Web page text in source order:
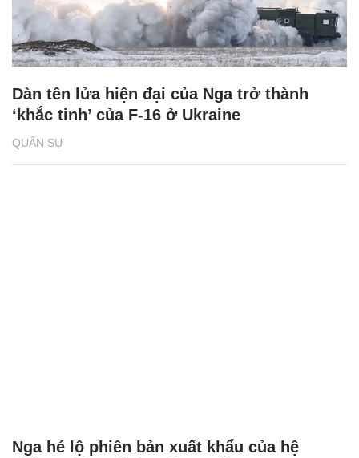
QUÂN SỰ
Dàn tên lửa hiện đại của Nga trở thành
‘khắc tinh’ của F-16 ở Ukraine
Nga hé lộ phiên bản xuất khẩu của hệ